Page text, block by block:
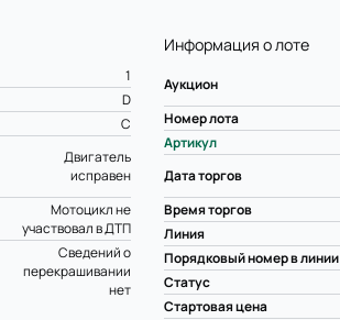
Информация о лоте
Аукцион
Номер лота
Артикул
Дата торгов
Время торгов
Линия
Порядковый номер в линии
Статус
Стартовая цена
1
D
C
Двигатель
исправен
Мотоцикл не
участвовал в ДТП
Сведений о
перекрашивании
нет